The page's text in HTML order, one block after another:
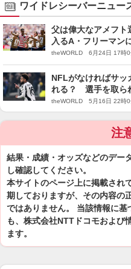
ワイドレシーバーニュー
父は偉大なアメフ
入るA・フリーマン
スケットもやって
theWORLD 6月24日 17時0
NFLがなければサッ
れる？ 選手を取ら
がサッカーを台無し
theWORLD 5月16日 22時0
注
結果・成績・オッズなどのデー
し確認してください。
本サイトのページ上に掲載され
期しておりますが、その内容の
ではありません。 当該情報に
も、株式会社NTTドコモおよび
ます。